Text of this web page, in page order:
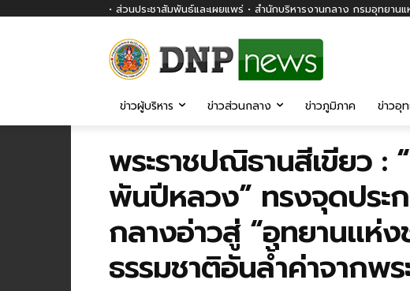
• ส่วนประชาสัมพันธ์และเผยแพร่ • สำนักบริหารงานกลาง กรมอุทยา
ข่าวผู้บริหาร ข่าวส่วนกลาง ข่าวภูมิภาค ข่าวอุ
พระราชปณิธานสีเขียว :
พันปีหลวง” ทรงจุดประ
กลางอ่าวสู่ “อุทยานแห่
ธรรมชาติอันล้ำค่าจาก